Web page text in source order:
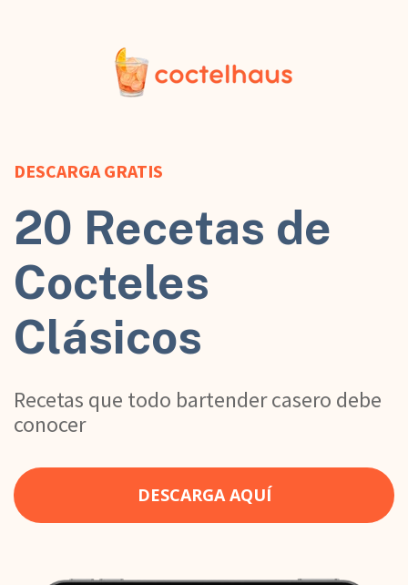
DESCARGA GRATIS
20 Recetas de
Cocteles
Clásicos
Recetas que todo bartender casero debe
conocer
DESCARGA AQUÍ